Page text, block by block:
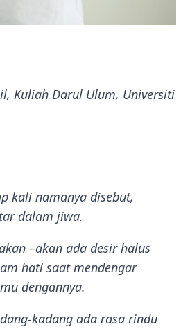
Kuliah Darul Ulum, Universiti
kali namanya disebut,
dalam jiwa.
–akan ada desir halus
hati saat mendengar
dengannya.
kadang ada rasa rindu